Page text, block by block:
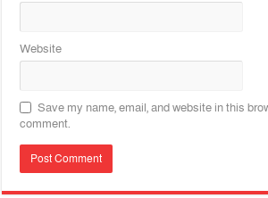
Website
Save my name, email, and website in this
comment.